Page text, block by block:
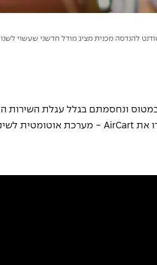
להנדסה מכנית מציג מודל חדשני שעשוי
ונחסמתם בגלל עגלת השירות
את
מערכת אוטומטית